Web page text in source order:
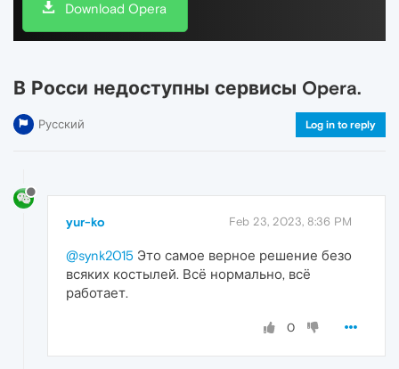
Download Opera
В Росси недоступны сервисы Opera.
Русский Log in to reply
yur-ko Feb 23, 2023, 8:36 PM
@synk2015 Это самое верное решение безо
всяких костылей. Всё нормально, всё
работает.
0